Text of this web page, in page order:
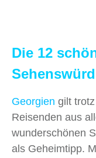
Die 12
Georgien gilt
Reisenden aus
wunderschönen
als Geheimtipp.